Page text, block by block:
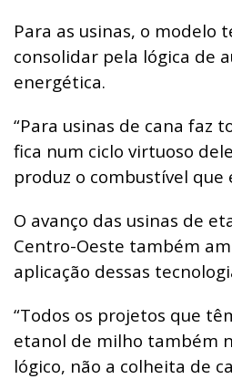
Para as usinas, o modelo
consolidar pela lógica de
energética.
“Para usinas de cana faz
fica num ciclo virtuoso
produz o combustível que
O avanço das usinas de
Centro-Oeste também
aplicação dessas
“Todos os projetos que
etanol de milho também
lógico, não a colheita de